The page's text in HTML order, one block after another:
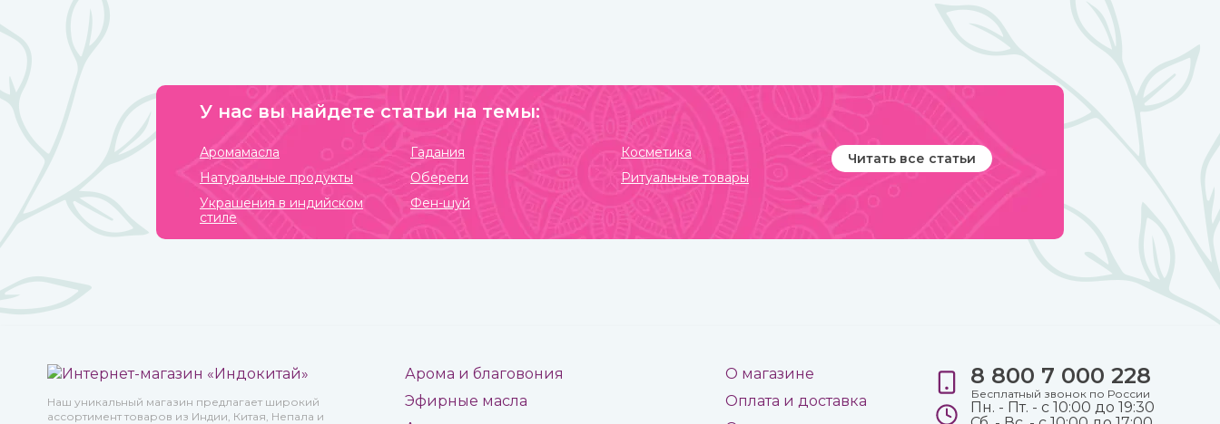
Многими веками росписью хной занимались народы
разных стран и континентов, которые привносили в
нее свои культурные традиции.
У нас вы найдете статьи на темы:
Аромамасла Гадания
Косметика
Натуральные продукты
Обереги
Ритуальные товары
Украшения в индийском
стиле
Фен-шуй
Читать все статьи
Наш уникальный магазин предлагает широкий
ассортимент товаров из Индии, Китая, Непала и
Арома и благовония
Эфирные масла
О магазине
Оплата и доставка
8 800 7 000 228
Бесплатный звонок по России
Пн. - Пт. - с 10:00 до 19:30